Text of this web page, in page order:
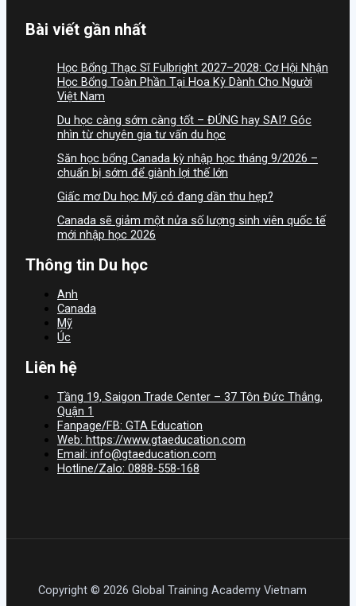
Bài viết gần nhất
Học Bổng Thạc Sĩ Fulbright 2027–2028: Cơ Hội Nhận
Học Bổng Toàn Phần Tại Hoa Kỳ Dành Cho Người
Việt Nam
Du học càng sớm càng tốt – ĐÚNG hay SAI? Góc
nhìn từ chuyên gia tư vấn du học
Săn học bổng Canada kỳ nhập học tháng 9/2026 –
chuẩn bị sớm để giành lợi thế lớn
Giấc mơ Du học Mỹ có đang dần thu hẹp?
Canada sẽ giảm một nửa số lượng sinh viên quốc tế
mới nhập học 2026
Thông tin Du học
Anh
Canada
Mỹ
Úc
Liên hệ
Tầng 19, Saigon Trade Center – 37 Tôn Đức Thắng,
Quận 1
Fanpage/FB: GTA Education
Web: https://www.gtaeducation.com
Email: info@gtaeducation.com
Hotline/Zalo: 0888-558-168
Copyright © 2026 Global Training Academy Vietnam